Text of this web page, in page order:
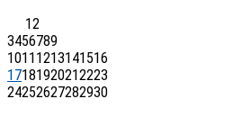
12
3456789
1011 1213141516
17181920212223
24252627282930